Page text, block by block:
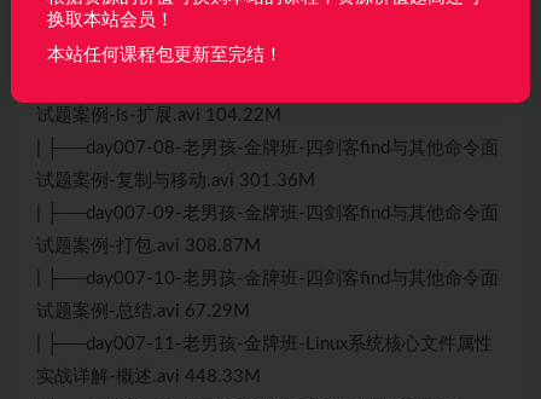
| ├──day007-06-老男孩-金牌班-四剑客find与其他命令面
试题案例-ls.avi 426.49M
试题案例-ls-扩展.avi 104.22M
| ├──day007-08-老男孩-金牌班-四剑客find与其他命令面
试题案例-复制与移动.avi 301.36M
| ├──day007-09-老男孩-金牌班-四剑客find与其他命令面
试题案例-打包.avi 308.87M
| ├──day007-10-老男孩-金牌班-四剑客find与其他命令面
试题案例-总结.avi 67.29M
| ├──day007-11-老男孩-金牌班-Linux系统核心文件属性
实战详解-概述.avi 448.33M
换取本站会员！
本站任何课程包更新至完结！